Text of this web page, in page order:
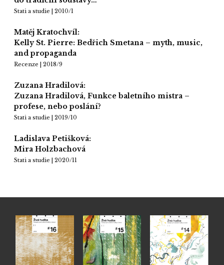
Stati a studie | 2010/1
Matěj Kratochvíl:
Kelly St. Pierre: Bedřich Smetana – myth, music,
and propaganda
Recenze | 2018/9
Zuzana Hradilová:
Zuzana Hradilová, Funkce baletního mistra –
profese, nebo poslání?
Stati a studie | 2019/10
Ladislava Petišková:
Mira Holzbachová
Stati a studie | 2020/11